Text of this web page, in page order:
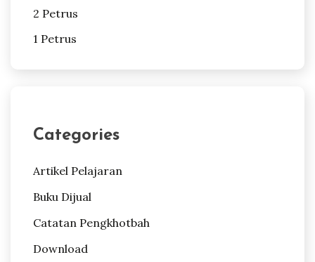
2 Petrus
1 Petrus
Categories
Artikel Pelajaran
Buku Dijual
Catatan Pengkhotbah
Download